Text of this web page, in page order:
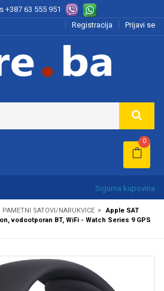
+387 63 555 951
Registracija
Prijavi se
0
Sigurna kupovina
PAMETNI SATOVI/NARUKVICE »
Apple SAT
vodootporan BT, WiFi - Watch Series 9 GPS